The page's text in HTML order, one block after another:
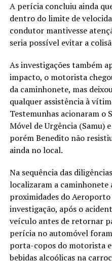
A perícia concluiu ainda
dentro do limite de
condutor mantivesse
seria possível evitar a
As investigações também
impacto, o motorista
da caminhonete, mas
qualquer assistência à
Testemunhas acionaram o
Móvel de Urgência (Samu)
porém Benedito não
ainda no local.
Na sequência das
localizaram a caminhonete
proximidades do Aeroporto
investigação, após o
veículo antes de retornar
perícia no automóvel
porta-copos do motorista
bebidas alcoólicas na